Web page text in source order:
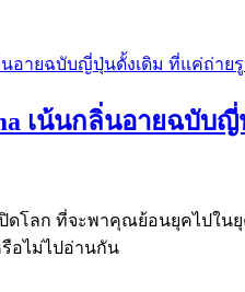
เน้นกลิ่นอายฉบั
เปิดโลก ที่จะพาคุณย้อนยุคไป
รือไม่ไปอ่านกัน